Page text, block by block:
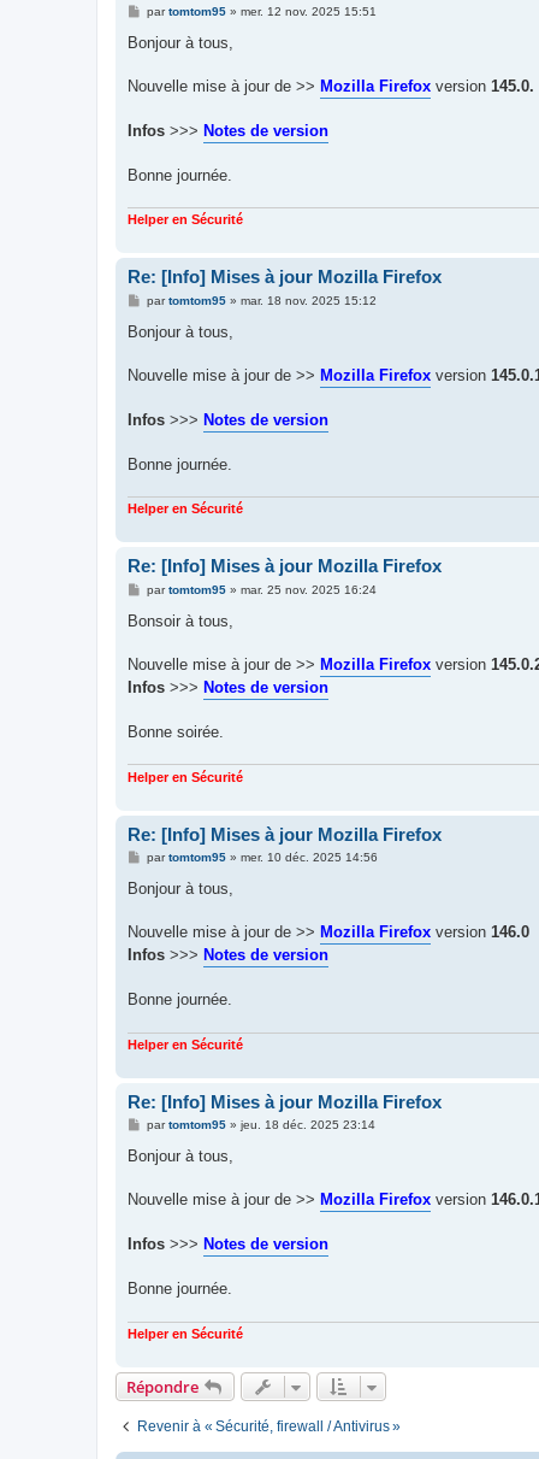
M
s
g
partomtom95» mer. 12 nov. 2025 15:51
Bonjour à tous,
Nouvelle mise à jour de >> Mozilla Firefox version 145.0.
Infos >>> Notes de version
Bonne journée.
Helper en Sécurité
Re: [Info] Mises à jour Mozilla Firefox
M
s
g
partomtom95» mar. 18 nov. 2025 15:12
Bonjour à tous,
Nouvelle mise à jour de >> Mozilla Firefox version
Infos >>> Notes de version
Bonne journée.
Helper en Sécurité
Re: [Info] Mises à jour Mozilla Firefox
M
s
g
partomtom95» mar. 25 nov. 2025 16:24
Bonsoir à tous,
Nouvelle mise à jour de >> Mozilla Firefox version
Infos >>> Notes de version
Bonne soirée.
Helper en Sécurité
Re: [Info] Mises à jour Mozilla Firefox
M
s
g
partomtom95» mer. 10 déc. 2025 14:56
Bonjour à tous,
Nouvelle mise à jour de >> Mozilla Firefox version 146.0
Infos >>> Notes de version
Bonne journée.
Helper en Sécurité
Re: [Info] Mises à jour Mozilla Firefox
M
s
g
partomtom95» jeu. 18 déc. 2025 23:14
Bonjour à tous,
Nouvelle mise à jour de >> Mozilla Firefox version
Infos >>> Notes de version
Bonne journée.
Helper en Sécurité
Répondre
Revenir à « Sécurité, firewall / Antivirus »